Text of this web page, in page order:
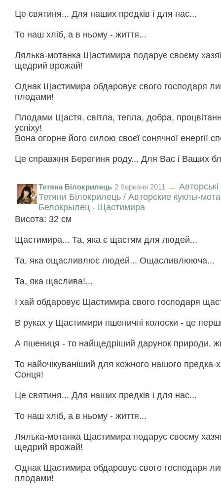
Це святиня... Для наших предків і для нас...
То наш хліб, а в ньому - життя...
Лялька-мотанка Щастимира подарує своєму
щедрий врожай!
Однак Щастимира обдаровує свого господаря
плодами!
Плодами Щастя, світла, тепла, добра,
успіху!
Вона огорне його силою своєї сонячної енергії
Це справжня Берегиня роду... Для Вас і Ваших
Тетяна Білокрилець 2 березня 2011 →
Тетяни Білокрилець / Авторские куклы-
Белокрылец - Щастимира
Висота: 32 см
Щастимира... Та, яка є щастям для людей...
Та, яка ощасливлює людей... Ощасливлююча...
Та, яка щаслива!...
І хай обдаровує Щастимира свого господаря
В руках у Щастимири пшеничні колоски - це
А пшениця - то найщедріший дарунок природи,
То найочікуваніший для кожного нашого предка-
Сонця!
Це святиня... Для наших предків і для нас...
То наш хліб, а в ньому - життя...
Лялька-мотанка Щастимира подарує своєму
щедрий врожай!
Однак Щастимира обдаровує свого господаря
плодами!